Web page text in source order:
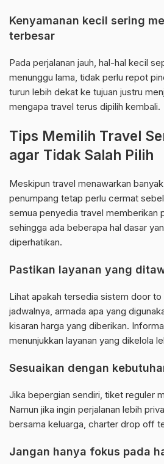
Kenyamanan kecil sering
terbesar
Pada perjalanan jauh, hal-hal kecil
menunggu lama, tidak perlu repot
turun lebih dekat ke tujuan justru
mengapa travel terus dipilih kembali.
Tips Memilih Travel
agar Tidak Salah Pilih
Meskipun travel menawarkan
penumpang tetap perlu cermat
semua penyedia travel memberikan
sehingga ada beberapa hal dasar
diperhatikan.
Pastikan layanan yang
Lihat apakah tersedia sistem door to
jadwalnya, armada apa yang
kisaran harga yang diberikan.
menunjukkan layanan yang dikelola
Sesuaikan dengan
Jika bepergian sendiri, tiket reguler
Namun jika ingin perjalanan lebih
bersama keluarga, charter drop off
Jangan hanya fokus pada